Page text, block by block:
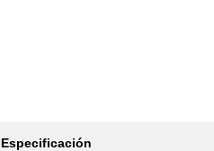
Especificación